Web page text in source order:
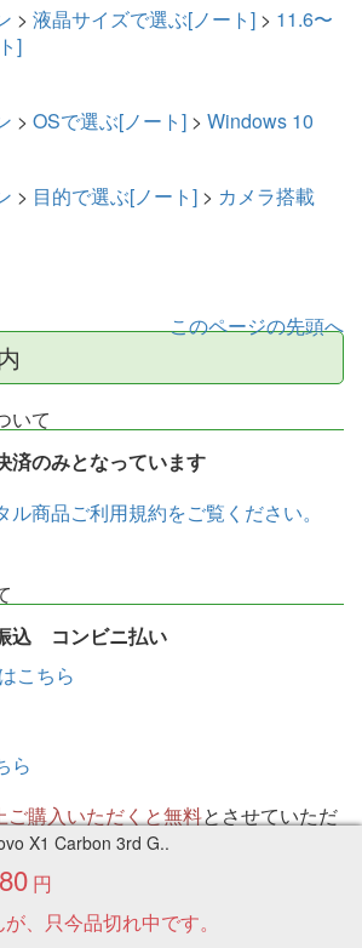
X1 Carbon 3rd G..
円
、只今品切れ中です。
> 液晶サイズで選ぶ[ノート] > 11.6〜
]
> OSで選ぶ[ノート] > Windows 10
> 目的で選ぶ[ノート] > カメラ搭載
このページの先頭へ
いて
済のみとなっています
ル商品ご利用規約をご覧ください。
込 コンビニ払い
こちら
ら
ご購入いただくと無料とさせていただ
送料がかかります。
国一律￥300